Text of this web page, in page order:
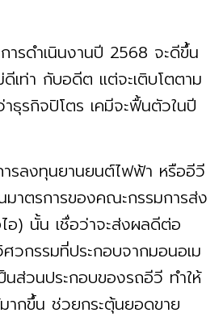
ารดำเนินงานปี 2568 จะดีขึ้น
เท่า กับอดีต แต่จะเติบโตตาม
ธุรกิจปิโตร เคมีจะฟื้นตัวในปี
รลงทุนยานยนต์ไฟฟ้า หรืออีวี
าตรการของคณะกรรมการส่ง
อ) นั้น เชื่อว่าจะส่งผลดีต่อ
กรรมที่ประกอบจากมอนอเม
ส่วนประกอบของรถอีวี ทำให้
ากขึ้น ช่วยกระตุ้นยอดขาย